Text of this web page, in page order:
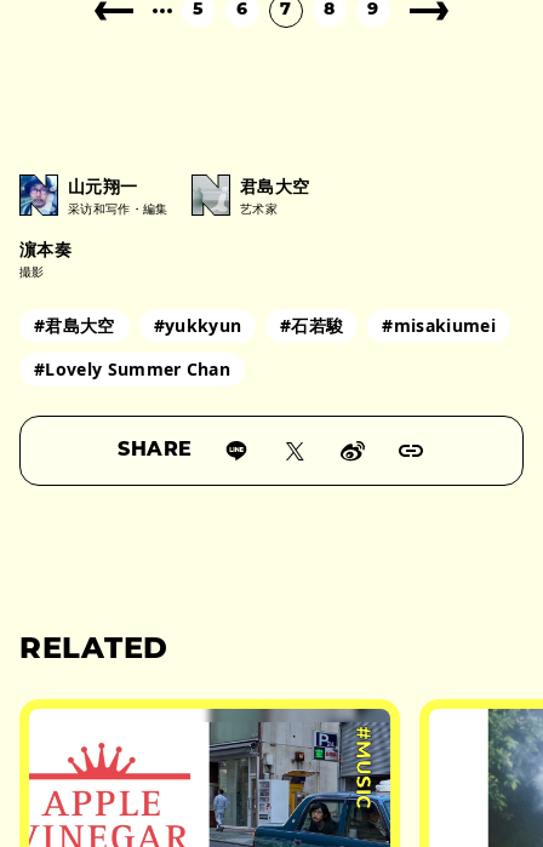
5 6 7 8 9
山元翔一
采访和写作・編集
君島大空
艺术家
濵本奏
撮影
#君島大空 #yukkyun #石若駿
#misakiumei
#Lovely Summer Chan
SHARE
RELATED
#MUSIC